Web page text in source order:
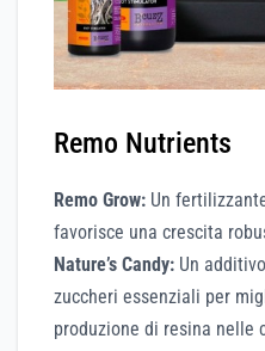
Remo Nutrients
Remo Grow: Un
favorisce una crescita
Nature’s Candy: Un
zuccheri essenziali per
produzione di resina nelle